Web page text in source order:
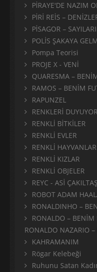
PİRAYE'DE NAZIM
PİRİ REİS –
PİSAGOR –
POLİS ŞAKAYA
Pompa Teorisi
PROJE X - VENİ
QUARESMA –
RAMOS – BENİM
RAPUNZEL
RENKLERİ
RENKLİ BİTKİLER
RENKLİ EVLER
RENKLİ HAYVANLAR
RENKLİ KIZLAR
RENKLİ OBJELER
REYC - ASİ
ROBOT ADAM
RONALDINHO –
RONALDO –
RONALDO NAZARIO
KAHRAMANIM
Rögar Kelebeği
Ruhunu Satan